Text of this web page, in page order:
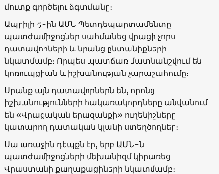
մուտք գործելու ձգտմանը։
Ապրիլի 5-ին ԱՄՆ Պետդեպարտամենտը
պատժամիջոցներ սահմանեց վրացի չորս
դատավորների և նրանց ընտանիքների
նկատմամբ։ Որպես պատճառ մատնանշվում են
կոռուպցիան և իշխանության չարաշահումը։
Սրանք այն դատավորներն են, որոնց
իշխանությունների հակառակորդները անվանում
են «Վրացական երազանքի» ուղենիշները
կատարող դատական ​​կլանի ստեղծողներ։
Սա առաջին դեպքն էր, երբ ԱՄՆ-ն
պատժամիջոցների մեխանիզմ կիրառեց
Վրաստանի քաղաքացիների նկատմամբ։